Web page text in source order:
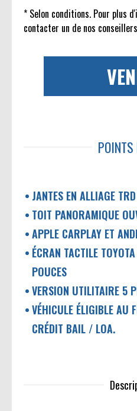
* Selon conditions. Pour plus
contacter un de nos
POINTS
JANTES EN ALLIAGE
TOIT PANORAMIQUE
APPLE CARPLAY ET
ÉCRAN TACTILE
POUCES
VERSION UTILITAIRE 5
VÉHICULE ÉLIGIBLE AU
CRÉDIT BAIL / LOA.